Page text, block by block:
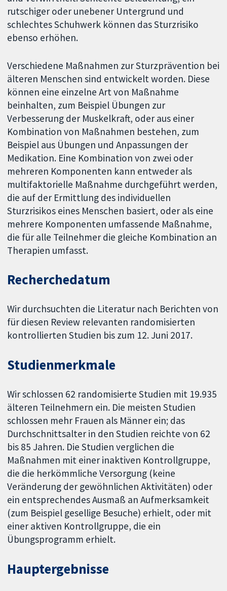
rutschiger oder unebener Untergrund und
schlechtes Schuhwerk können das Sturzrisiko
ebenso erhöhen.
Verschiedene Maßnahmen zur Sturzprävention bei
älteren Menschen sind entwickelt worden. Diese
können eine einzelne Art von Maßnahme
beinhalten, zum Beispiel Übungen zur
Verbesserung der Muskelkraft, oder aus einer
Kombination von Maßnahmen bestehen, zum
Beispiel aus Übungen und Anpassungen der
Medikation. Eine Kombination von zwei oder
mehreren Komponenten kann entweder als
multifaktorielle Maßnahme durchgeführt werden,
die auf der Ermittlung des individuellen
Sturzrisikos eines Menschen basiert, oder als eine
mehrere Komponenten umfassende Maßnahme,
die für alle Teilnehmer die gleiche Kombination an
Therapien umfasst.
Recherchedatum
Wir durchsuchten die Literatur nach Berichten von
für diesen Review relevanten randomisierten
kontrollierten Studien bis zum 12. Juni 2017.
Studienmerkmale
Wir schlossen 62 randomisierte Studien mit 19.935
älteren Teilnehmern ein. Die meisten Studien
schlossen mehr Frauen als Männer ein; das
Durchschnittsalter in den Studien reichte von 62
bis 85 Jahren. Die Studien verglichen die
Maßnahmen mit einer inaktiven Kontrollgruppe,
die die herkömmliche Versorgung (keine
Veränderung der gewöhnlichen Aktivitäten) oder
ein entsprechendes Ausmaß an Aufmerksamkeit
(zum Beispiel gesellige Besuche) erhielt, oder mit
einer aktiven Kontrollgruppe, die ein
Übungsprogramm erhielt.
Hauptergebnisse